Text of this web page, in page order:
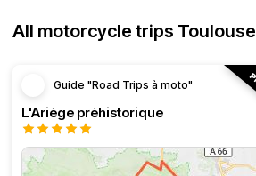
All motorcycle trips Toulouse
Guide "Road Trips à moto"
L'Ariège préhistorique